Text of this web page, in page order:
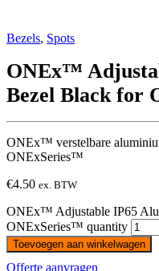
Bezels, Spots
ONEx™
Bezel Black for
ONEx™ verstelbare
ONExSeries™
€4.50 ex. BTW
ONEx™ Adjustable IP65
ONExSeries™ quantity
Toevoegen aan winkelwagen
Offerte aanvragen